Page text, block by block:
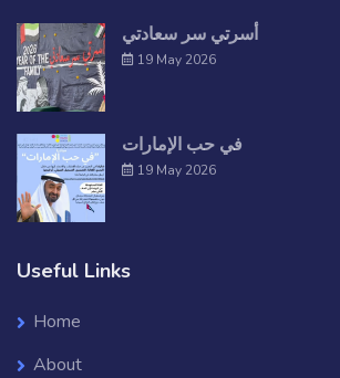
أسرتي سر سعادتي
19 May 2026
في حب الإمارات
19 May 2026
Useful Links
Home
About